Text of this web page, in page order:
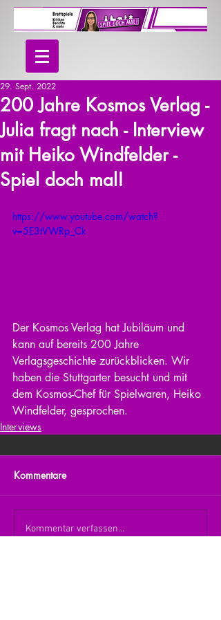
200 Jahre Kosmos Verlag -
Julia fragt nach - Interview
mit Heiko Windfelder -
Spiel doch mal!
29. Sept. 2022
https://www.youtube.com/watch?
v=5E3tVWRp_Ck
Der Kosmos Verlag hat Jubiläum und
kann auf bereits 200 Jahre
Verlagsgeschichte zurückblicken. Wir
haben die Stuttgarter besucht und mit
dem Kosmos-Chef für Spielwaren, Heiko
Windfelder, gesprochen.
Interviews
Kommentare
Kommentar verfassen...